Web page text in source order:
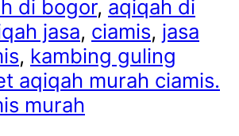
di bogor, aqiqah di
jasa, ciamis, jasa
, kambing guling
aqiqah murah ciamis.
murah